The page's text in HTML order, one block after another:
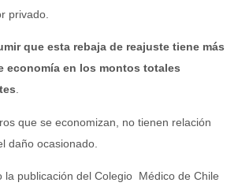
privado.
que esta rebaja de reajuste tiene más
economía en los montos totales
.
que se economizan, no tienen relación
daño ocasionado.
la publicación del Colegio Médico de Chile